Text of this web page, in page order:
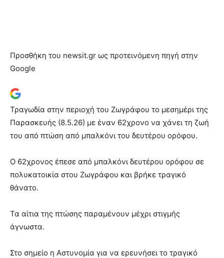
Προσθήκη του newsit.gr ως προτεινόμενη πηγή στην
Google
Τραγωδία στην περιοχή του Ζωγράφου το μεσημέρι της
Παρασκευής (8.5.26) με έναν 62χρονο να χάνει τη ζωή
του από πτώση από μπαλκόνι του δευτέρου ορόφου.
Ο 62χρονος έπεσε από μπαλκόνι δευτέρου ορόφου σε
πολυκατοικία στου Ζωγράφου και βρήκε τραγικό
θάνατο.
Τα αίτια της πτώσης παραμένουν μέχρι στιγμής
άγνωστα.
Στο σημείο η Αστυνομία για να ερευνήσει το τραγικό